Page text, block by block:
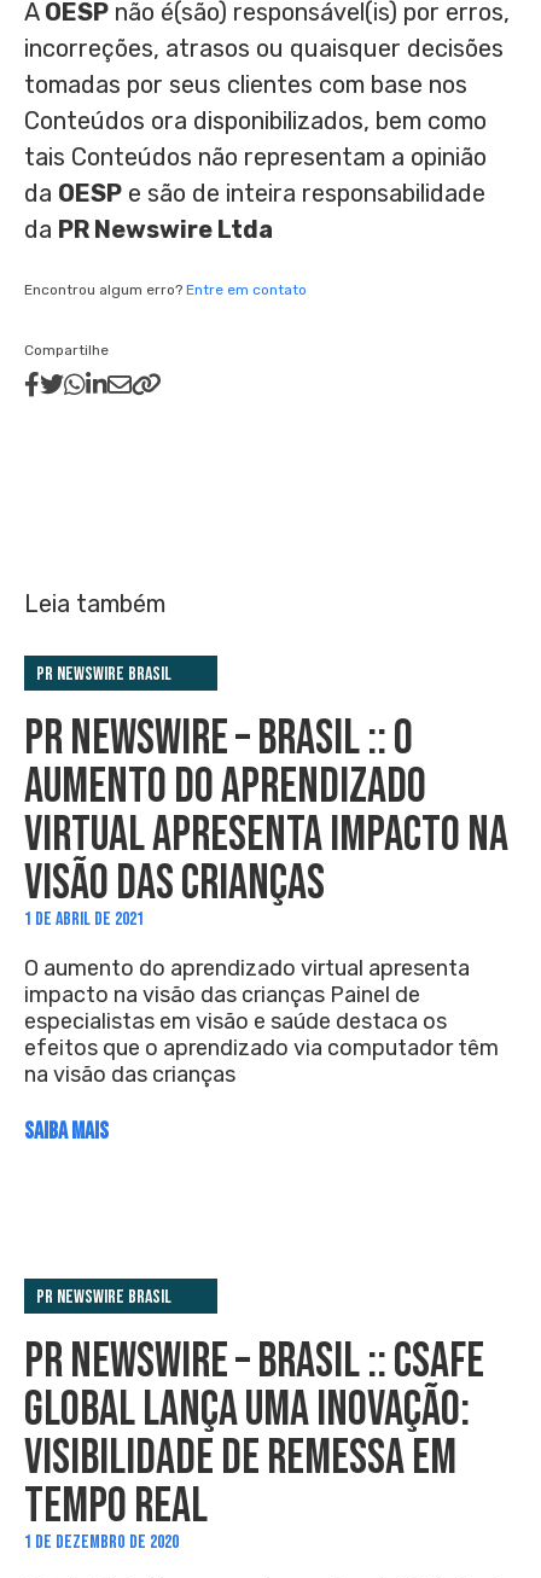
A OESP não é(são) responsável(is) por erros,
incorreções, atrasos ou quaisquer decisões
tomadas por seus clientes com base nos
Conteúdos ora disponibilizados, bem como
tais Conteúdos não representam a opinião
da OESP e são de inteira responsabilidade
da PR Newswire Ltda
Encontrou algum erro? Entre em contato
Compartilhe
Leia também
PR Newswire Brasil
PR NEWSWIRE – BRASIL :: O
AUMENTO DO APRENDIZADO
VIRTUAL APRESENTA IMPACTO NA
VISÃO DAS CRIANÇAS
1 DE ABRIL DE 2021
O aumento do aprendizado virtual apresenta
impacto na visão das crianças Painel de
especialistas em visão e saúde destaca os
efeitos que o aprendizado via computador têm
na visão das crianças
SAIBA MAIS
PR Newswire Brasil
PR NEWSWIRE – BRASIL :: CSAFE
GLOBAL LANÇA UMA INOVAÇÃO:
VISIBILIDADE DE REMESSA EM
TEMPO REAL
1 DE DEZEMBRO DE 2020